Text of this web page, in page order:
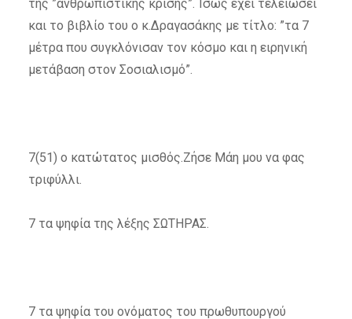
της ”ανθρωπιστικής κρίσης”. Ίσως έχει τελειώσει
και το βιβλίο του ο κ.Δραγασάκης με τίτλο: ”τα 7
μέτρα που συγκλόνισαν τον κόσμο και η ειρηνική
μετάβαση στον Σοσιαλισμό”.
7(51) ο κατώτατος μισθός.Ζήσε Μάη μου να φας
τριφύλλι.
7 τα ψηφία της λέξης ΣΩΤΗΡΑΣ.
7 τα ψηφία του ονόματος του πρωθυπουργού